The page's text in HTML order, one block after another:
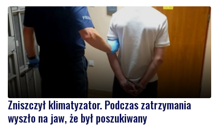
Zniszczył klimatyzator. Podczas zatrzymania
wyszło na jaw, że był poszukiwany